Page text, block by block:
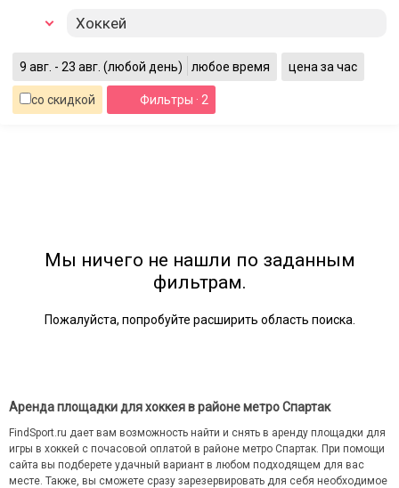
Хоккей
9 авг. - 23 авг. (любой день) любое время цена за час
со скидкой Фильтры · 2
Мы ничего не нашли по заданным
фильтрам.
Пожалуйста, попробуйте расширить область поиска.
Аренда площадки для хоккея в районе метро Спартак
FindSport.ru дает вам возможность найти и снять в аренду площадки для
игры в хоккей с почасовой оплатой в районе метро Спартак. При помощи
сайта вы подберете удачный вариант в любом подходящем для вас
месте. Также, вы сможете сразу зарезервировать для себя необходимое